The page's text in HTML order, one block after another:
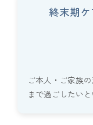
終末期
ご本人・ご家族
まで過ごしたい